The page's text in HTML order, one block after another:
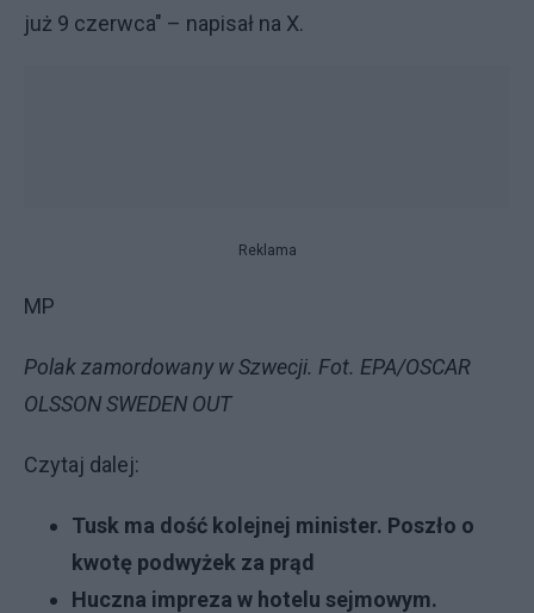
już 9 czerwca" – napisał na X.
Reklama
MP
Polak zamordowany w Szwecji. Fot. EPA/OSCAR
OLSSON SWEDEN OUT
Czytaj dalej:
Tusk ma dość kolejnej minister. Poszło o
kwotę podwyżek za prąd
Huczna impreza w hotelu sejmowym.